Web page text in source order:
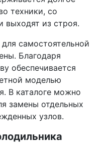
техники, со
выходят из строя.
самостоятельной
Благодаря
обеспечивается
моделью
В каталоге можно
замены отдельных
узлов.